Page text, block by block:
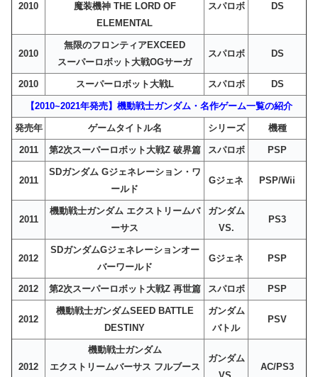
2010
魔装機神 THE LORD OF
ELEMENTAL
スパロボ DS
2010
無限のフロンティアEXCEED
スーパーロボット大戦OGサーガ
スパロボ DS
2010 スーパーロボット大戦L スパロボ DS
【2010~2021年発売】機動戦士ガンダム・名作ゲーム一覧の紹介
発売年 ゲームタイトル名 シリーズ 機種
2011 第2次スーパーロボット大戦Z 破界篇 スパロボ PSP
2011
SDガンダム Gジェネレーション・ワ
ールド
Gジェネ PSP/Wii
2011
機動戦士ガンダム エクストリームバ
ーサス
ガンダム
VS.
PS3
2012
SDガンダムGジェネレーションオー
バーワールド
Gジェネ PSP
2012 第2次スーパーロボット大戦Z 再世篇 スパロボ PSP
2012
機動戦士ガンダムSEED BATTLE
DESTINY
ガンダム
バトル
PSV
2012
機動戦士ガンダム
エクストリームバーサス フルブース
ガンダム
AC/PS3